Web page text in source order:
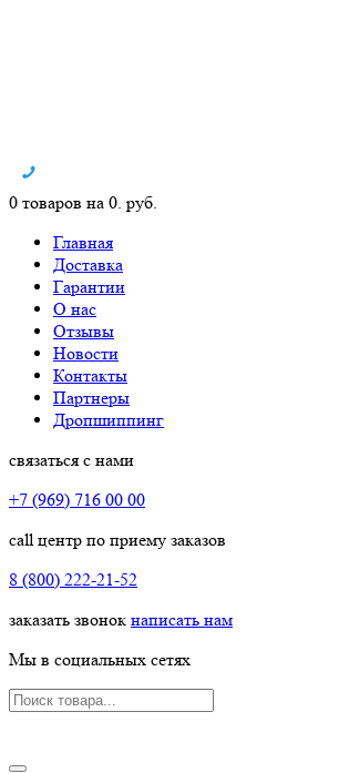
0 товаров на 0. руб.
Главная
Доставка
Гарантии
О нас
Отзывы
Новости
Контакты
Партнеры
Дропшиппинг
связаться с нами
+7 (969) 716 00 00
call центр по приему заказов
8 (800) 222-21-52
заказать звонок написать нам
Мы в социальных сетях